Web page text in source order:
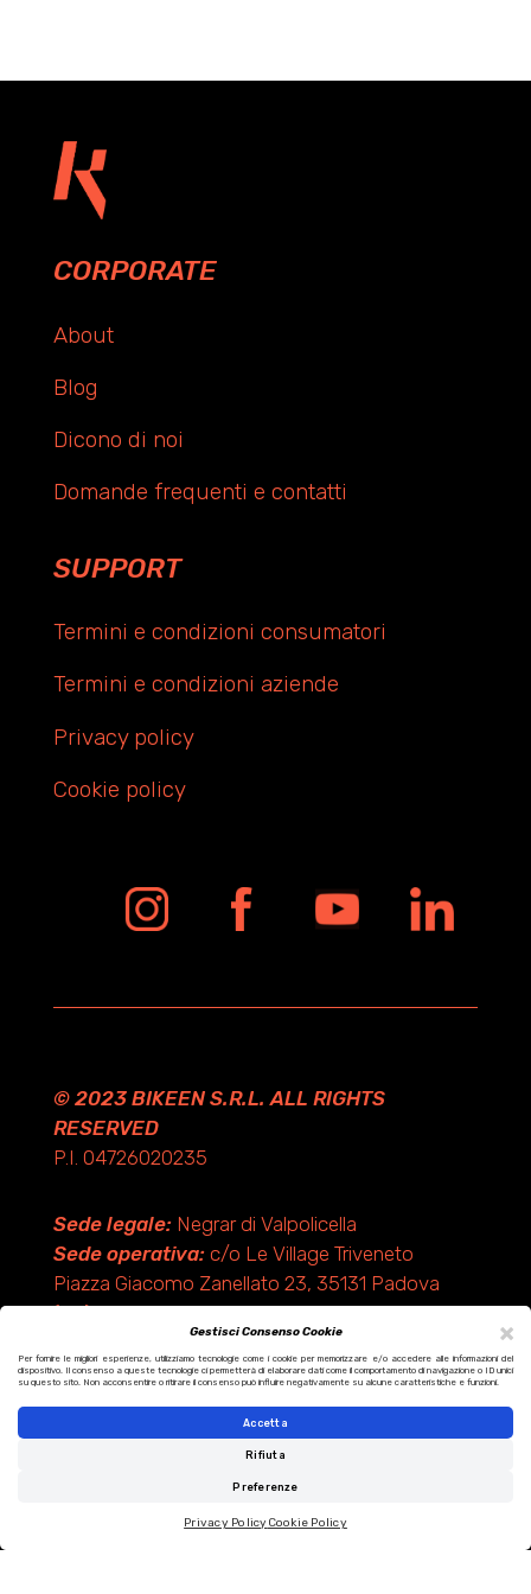
×
Gestisci Consenso Cookie
Per fornire le migliori esperienze, utilizziamo tecnologie come i cookie per memorizzare e/o accedere alle informazioni del
dispositivo. Il consenso a queste tecnologie ci permetterà di elaborare dati come il comportamento di navigazione o ID unici
su questo sito. Non acconsentire o ritirare il consenso può influire negativamente su alcune caratteristiche e funzioni.
Accetta
Rifiuta
Preferenze
Privacy PolicyCookie Policy
CORPORATE
About
Blog
Dicono di noi
Domande frequenti e contatti
SUPPORT
Termini e condizioni consumatori
Termini e condizioni aziende
Privacy policy
Cookie policy
© 2023 BIKEEN S.R.L. ALL RIGHTS
RESERVED
P.I. 04726020235
Sede legale:Negrar di Valpolicella
Sede operativa:c/o Le Village Triveneto
Piazza Giacomo Zanellato 23, 35131 Padova
(PD)
Design by KF ADV
Development by Italix.net